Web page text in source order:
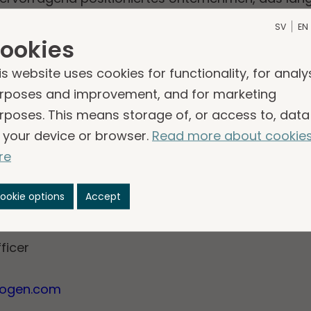
Gesundheitsfachpersonal, einem äusserst
Pflegefachkräftebasis profitieren wird. Wir
zu unterstützen und zu fördern, was es bis
Neglén, Executive Vice President und
kontaktieren Sie bitte:
of DACH
SV EN
website uses cookies for functionality, for
and improvement, and for marketing
This means storage of, or access to, data
your device or browser. Read more about
options Accept